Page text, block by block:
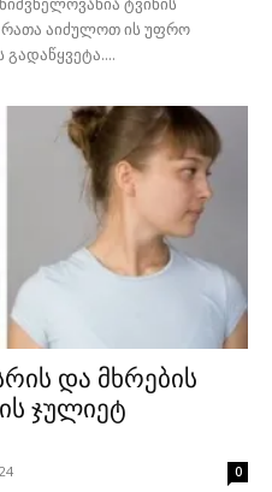
აიძულოთ ის უფრო
და მხრების
ჯულიეტ
0